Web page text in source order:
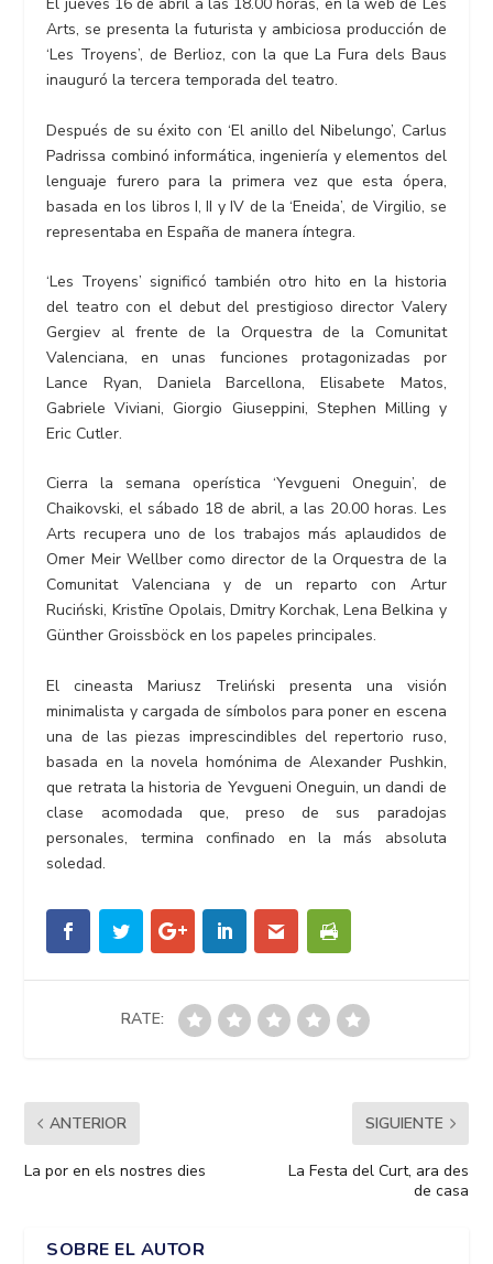
Arts, se presenta la futurista y ambiciosa producción de
‘Les Troyens’, de Berlioz, con la que La Fura dels Baus
inauguró la tercera temporada del teatro.
Después de su éxito con ‘El anillo del Nibelungo’, Carlus
Padrissa combinó informática, ingeniería y elementos del
lenguaje furero para la primera vez que esta ópera,
basada en los libros I, II y IV de la ‘Eneida’, de Virgilio, se
representaba en España de manera íntegra.
‘Les Troyens’ significó también otro hito en la historia
del teatro con el debut del prestigioso director Valery
Gergiev al frente de la Orquestra de la Comunitat
Valenciana, en unas funciones protagonizadas por
Lance Ryan, Daniela Barcellona, Elisabete Matos,
Gabriele Viviani, Giorgio Giuseppini, Stephen Milling y
Eric Cutler.
Cierra la semana operística ‘Yevgueni Oneguin’, de
Chaikovski, el sábado 18 de abril, a las 20.00 horas. Les
Arts recupera uno de los trabajos más aplaudidos de
Omer Meir Wellber como director de la Orquestra de la
Comunitat Valenciana y de un reparto con Artur
Ruciński, Kristīne Opolais, Dmitry Korchak, Lena Belkina y
Günther Groissböck en los papeles principales.
El cineasta Mariusz Treliński presenta una visión
minimalista y cargada de símbolos para poner en escena
una de las piezas imprescindibles del repertorio ruso,
basada en la novela homónima de Alexander Pushkin,
que retrata la historia de Yevgueni Oneguin, un dandi de
clase acomodada que, preso de sus paradojas
personales, termina confinado en la más absoluta
soledad.
RATE:
ANTERIOR
La por en els nostres dies
SIGUIENTE
La Festa del Curt, ara des
de casa
SOBRE EL AUTOR